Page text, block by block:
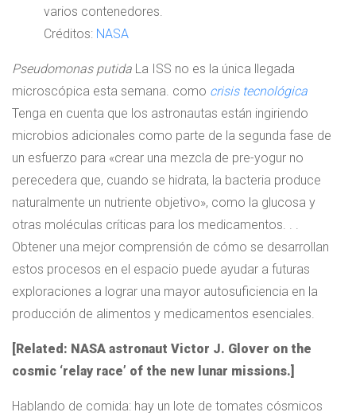
Créditos: NASA
Pseudomonas putida La ISS no es la única llegada
microscópica esta semana. como crisis tecnológica
Tenga en cuenta que los astronautas están ingiriendo
microbios adicionales como parte de la segunda fase de
un esfuerzo para «crear una mezcla de pre-yogur no
perecedera que, cuando se hidrata, la bacteria produce
naturalmente un nutriente objetivo», como la glucosa y
otras moléculas críticas para los medicamentos. . .
Obtener una mejor comprensión de cómo se desarrollan
estos procesos en el espacio puede ayudar a futuras
exploraciones a lograr una mayor autosuficiencia en la
producción de alimentos y medicamentos esenciales.
[Related: NASA astronaut Victor J. Glover on the
cosmic ‘relay race’ of the new lunar missions.]
Hablando de comida: hay un lote de tomates cósmicos